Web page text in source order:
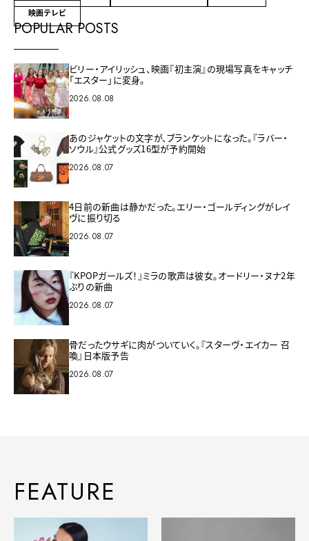
映画テレビ
POPULAR POSTS
ビリー・アイリッシュ、映画『初主演』の現場写真をキャッチ
「エスター」に変身。
2026.08.08
あのジャケットの文字が、ブランケットになった。『ラバー・
ソウル』公式グッズ16型が予約開始
2026.08.07
4日前の新曲は静かだった。エリー・ゴールディングがレイ
ヴに振り切る
2026.08.07
『KPOPガールズ！』ミラの歌声は彼女。オードリー・ヌナ2年
ぶりの新曲
2026.08.07
骨だったウサギに肉がついていく。『スターヴ・エイカー 召
喚』日本版予告
2026.08.07
FEATURE